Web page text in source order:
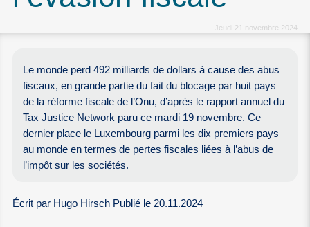
Jeudi 21 novembre 2024
Le monde perd 492 milliards de dollars à cause des abus
fiscaux, en grande partie du fait du blocage par huit pays
de la réforme fiscale de l’Onu, d’après le rapport annuel du
Tax Justice Network paru ce mardi 19 novembre. Ce
dernier place le Luxembourg parmi les dix premiers pays
au monde en termes de pertes fiscales liées à l’abus de
l’impôt sur les sociétés.
Écrit par Hugo Hirsch Publié le 20.11.2024